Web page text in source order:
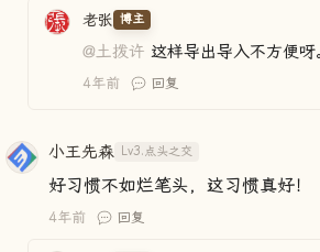
老张 博主
@土拨许 这样导出导入不方便呀
4年前 回复
小王先森 Lv3.点头之交
好习惯不如烂笔头，这习惯真好！
4年前 回复